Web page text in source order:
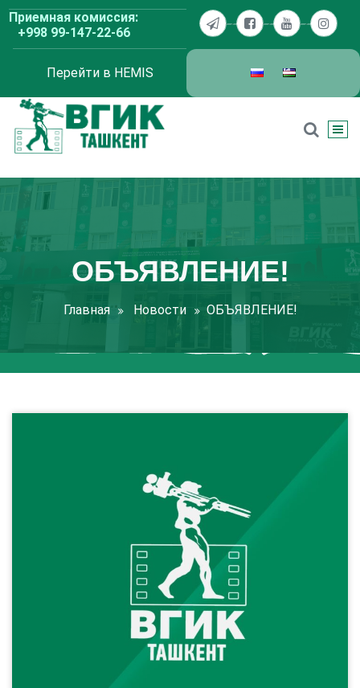
Перейти
содержимому
Приемная комиссия:
+998 99-147-22-66
Перейти в HEMIS
ОБЪЯВЛЕНИЕ!
Главная Новости ОБЪЯВЛЕНИЕ!